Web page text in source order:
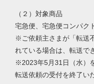
（２）対象商品
宅急便、宅急便コンパク
※ご依頼主さまが「転送
れている場合は、転送で
※2023年5月31日（水）
転送依頼の受付を終了い